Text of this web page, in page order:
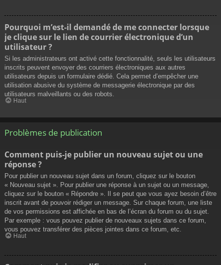
Pourquoi m’est-il demandé de me connecter lorsque
je clique sur le lien de courrier électronique d’un
utilisateur ?
Si les administrateurs ont activé cette fonctionnalité, seuls les utilisateurs
inscrits peuvent envoyer des courriers électroniques aux autres
utilisateurs depuis un formulaire dédié. Cela permet d’empêcher une
utilisation abusive du système de messagerie électronique par des
utilisateurs malveillants ou des robots.
Haut
Problèmes de publication
Comment puis-je publier un nouveau sujet ou une
réponse ?
Pour publier un nouveau sujet dans un forum, cliquez sur le bouton
« Nouveau sujet ». Pour publier une réponse à un sujet ou un message,
cliquez sur le bouton « Répondre ». Il se peut que vous ayez besoin d’être
inscrit avant de pouvoir rédiger un message. Sur chaque forum, une liste
de vos permissions est affichée en bas de l’écran du forum ou du sujet.
Par exemple : vous pouvez publier de nouveaux sujets dans ce forum,
vous pouvez transférer des pièces jointes dans ce forum, etc.
Haut